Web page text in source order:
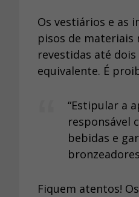
Os vestiários e as
pisos de materiais
revestidas até
equivalente. É
“Estipular a
responsável
bebidas e
Fiquem atentos!